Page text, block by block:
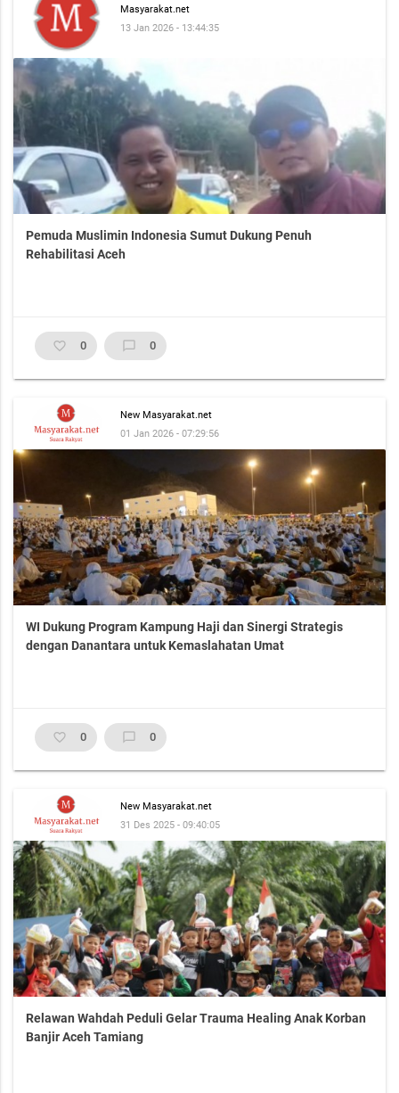
Masyarakat.net
13 Jan 2026 - 13:44:35
Pemuda Muslimin Indonesia Sumut Dukung Penuh
Rehabilitasi Aceh
favorite_border 0 chat_bubble_outline 0
New Masyarakat.net
01 Jan 2026 - 07:29:56
WI Dukung Program Kampung Haji dan Sinergi Strategis
dengan Danantara untuk Kemaslahatan Umat
favorite_border 0 chat_bubble_outline 0
New Masyarakat.net
31 Des 2025 - 09:40:05
Relawan Wahdah Peduli Gelar Trauma Healing Anak Korban
Banjir Aceh Tamiang